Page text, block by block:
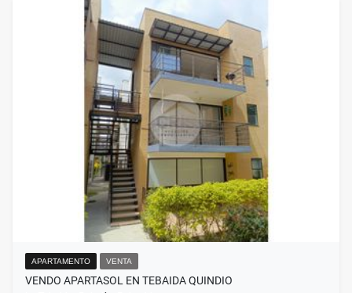
APARTAMENTO VENTA
VENDO APARTASOL EN TEBAIDA QUINDIO